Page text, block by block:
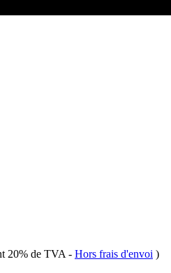
20% de TVA - Hors frais d'envoi )